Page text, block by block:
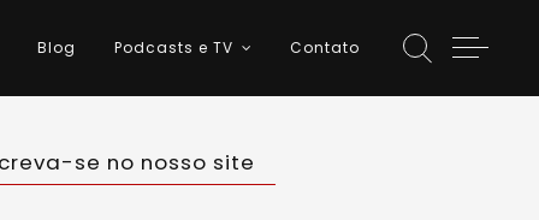
Blog Podcasts e TV Contato
se no nosso site